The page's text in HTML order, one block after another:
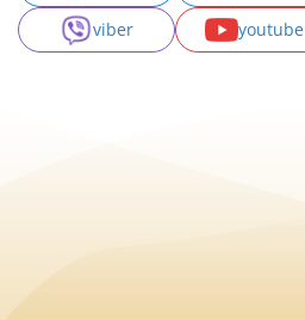
viber
youtube